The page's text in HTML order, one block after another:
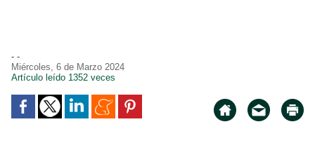
- -
Miércoles, 6 de Marzo 2024
Artículo leído 1352 veces